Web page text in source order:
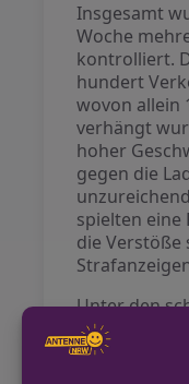
Insgesamt
Woche
kontrolliert.
hundert
wovon allein
verhängt
hoher
gegen die
spielten eine
die Verstöße
Unter den
befand sich